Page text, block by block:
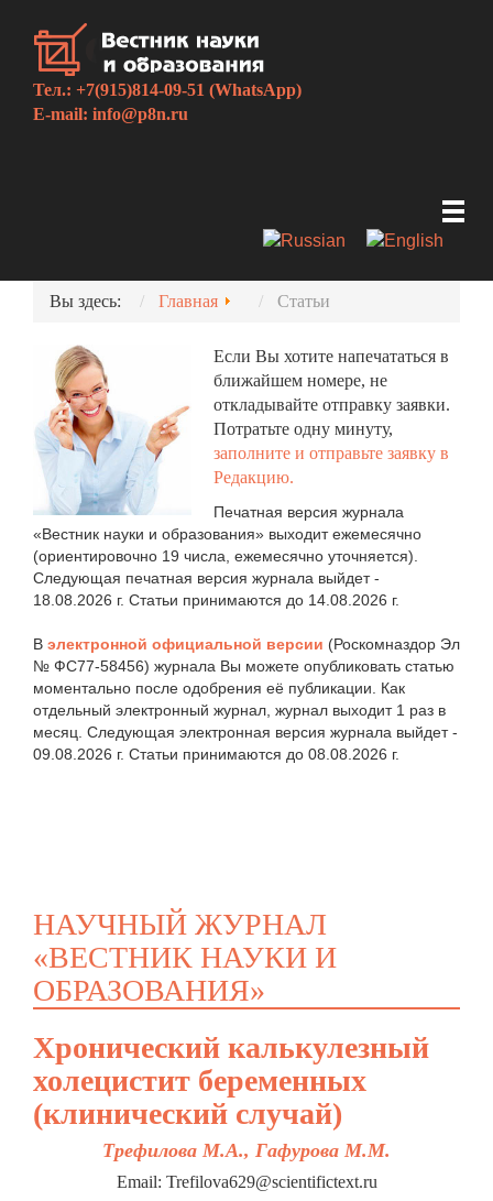
Тел.: +7(915)814-09-51 (WhatsApp)
E-mail: info@p8n.ru
Вы здесь: Главная Статьи
Если Вы хотите напечататься в
ближайшем номере, не
откладывайте отправку заявки.
Потратьте одну минуту,
заполните и отправьте заявку в
Редакцию.
Печатная версия журнала
«Вестник науки и образования» выходит ежемесячно
(ориентировочно 19 числа, ежемесячно уточняется).
Следующая печатная версия журнала выйдет -
18.08.2026 г. Статьи принимаются до 14.08.2026 г.
В электронной официальной версии (Роскомназдор Эл
№ ФС77-58456) журнала Вы можете опубликовать статью
моментально после одобрения её публикации. Как
отдельный электронный журнал, журнал выходит 1 раз в
месяц. Следующая электронная версия журнала выйдет -
09.08.2026 г. Статьи принимаются до 08.08.2026 г.
НАУЧНЫЙ ЖУРНАЛ
«ВЕСТНИК НАУКИ И
ОБРАЗОВАНИЯ»
Хронический калькулезный
холецистит беременных
(клинический случай)
Трефилова М.А., Гафурова М.М.
Email: Trefilova629@scientifictext.ru